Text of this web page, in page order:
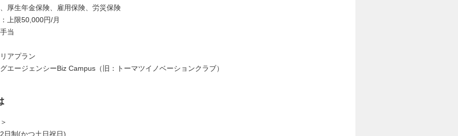
、厚生年金保険、雇用保険、労災保険
上限50,000円/月
当
アプラン
グエージェンシーBiz Campus（旧：トーマツイノベーションクラブ）
日制(かつ土日祝日)